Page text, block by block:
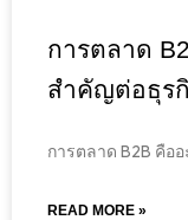
การตลาด
สำคัญต่อธุร
การตลาด B2B คือ
READ MORE »